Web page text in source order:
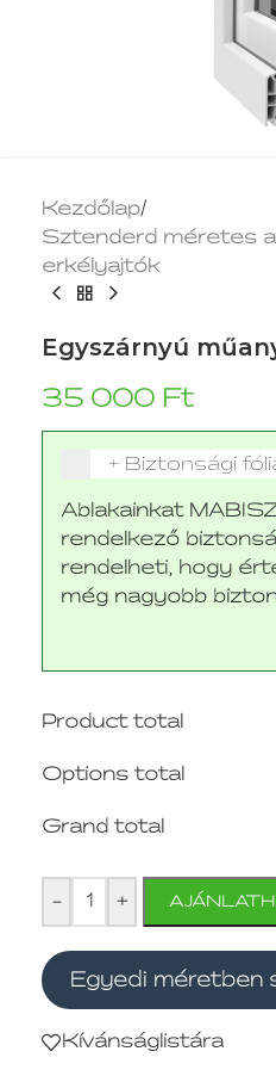
Kezdőlap/
Sztenderd méretes
erkélyajtók
Egyszárnyú
35 000 Ft
+ Biztonsági
Ablakainkat
rendelkező
rendelheti, hogy
még nagyobb
Product total
Options total
Grand total
- +
Egyedi méretben
Kívánságlistára